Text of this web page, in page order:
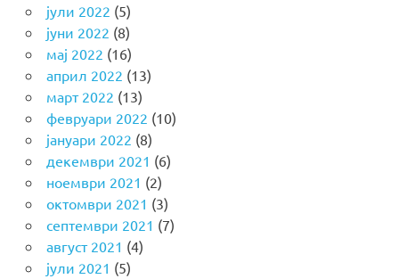
јули 2022 (5)
јуни 2022 (8)
мај 2022 (16)
април 2022 (13)
март 2022 (13)
февруари 2022 (10)
јануари 2022 (8)
декември 2021 (6)
ноември 2021 (2)
октомври 2021 (3)
септември 2021 (7)
август 2021 (4)
јули 2021 (5)